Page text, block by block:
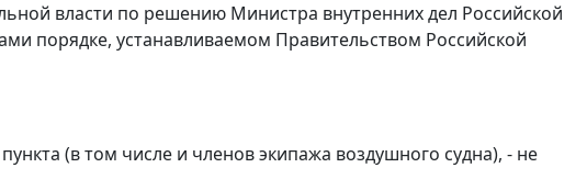
власти по решению Министра внутренних дел Российской
порядке, устанавливаемом Правительством Российской
(в том числе и членов экипажа воздушного судна), - не